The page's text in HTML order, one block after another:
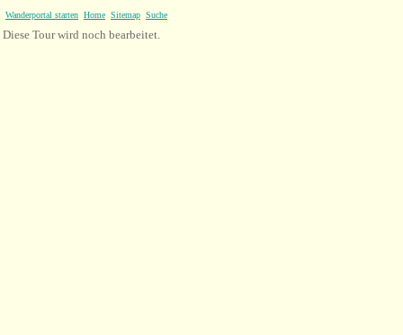
Wanderportal starten Home Sitemap Suche
Diese Tour wird noch bearbeitet.